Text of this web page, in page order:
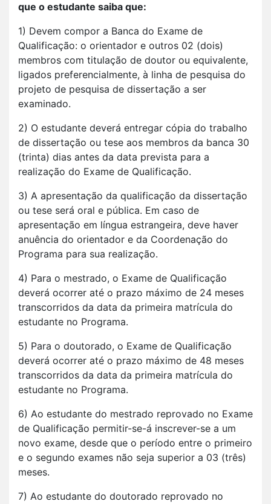
que o estudante saiba que:
1) Devem compor a Banca do Exame de
Qualificação: o orientador e outros 02 (dois)
membros com titulação de doutor ou equivalente,
ligados preferencialmente, à linha de pesquisa do
projeto de pesquisa de dissertação a ser
examinado.
2) O estudante deverá entregar cópia do trabalho
de dissertação ou tese aos membros da banca 30
(trinta) dias antes da data prevista para a
realização do Exame de Qualificação.
3) A apresentação da qualificação da dissertação
ou tese será oral e pública. Em caso de
apresentação em língua estrangeira, deve haver
anuência do orientador e da Coordenação do
Programa para sua realização.
4) Para o mestrado, o Exame de Qualificação
deverá ocorrer até o prazo máximo de 24 meses
transcorridos da data da primeira matrícula do
estudante no Programa.
5) Para o doutorado, o Exame de Qualificação
deverá ocorrer até o prazo máximo de 48 meses
transcorridos da data da primeira matrícula do
estudante no Programa.
6) Ao estudante do mestrado reprovado no Exame
de Qualificação permitir-se-á inscrever-se a um
novo exame, desde que o período entre o primeiro
e o segundo exames não seja superior a 03 (três)
meses.
7) Ao estudante do doutorado reprovado no